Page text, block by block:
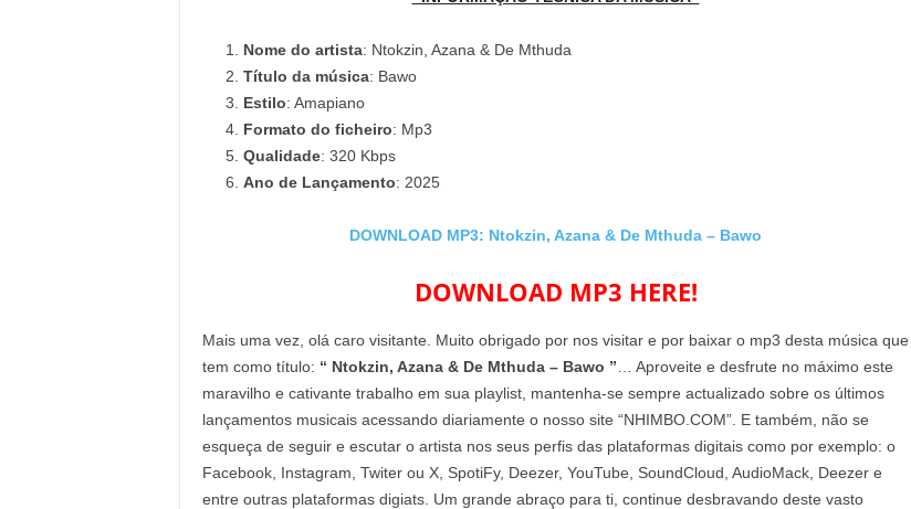
Nome do artista: Ntokzin, Azana & De Mthuda
Título da música: Bawo
Estilo: Amapiano
Formato do ficheiro: Mp3
Qualidade: 320 Kbps
Ano de Lançamento: 2025
DOWNLOAD MP3: Ntokzin, Azana & De Mthuda – Bawo
DOWNLOAD MP3 HERE!
Mais uma vez, olá caro visitante. Muito obrigado por nos visitar e por baixar o mp3 desta música que
tem como título: “ Ntokzin, Azana & De Mthuda – Bawo ” … Aproveite e desfrute no máximo este
maravilho e cativante trabalho em sua playlist, mantenha-se sempre actualizado sobre os últimos
lançamentos musicais acessando diariamente o nosso site “NHIMBO.COM”. E também, não se
esqueça de seguir e escutar o artista nos seus perfis das plataformas digitais como por exemplo: o
Facebook, Instagram, Twiter ou X, SpotiFy, Deezer, YouTube, SoundCloud, AudioMack, Deezer e
entre outras plataformas digiats. Um grande abraço para ti, continue desbravando deste vasto